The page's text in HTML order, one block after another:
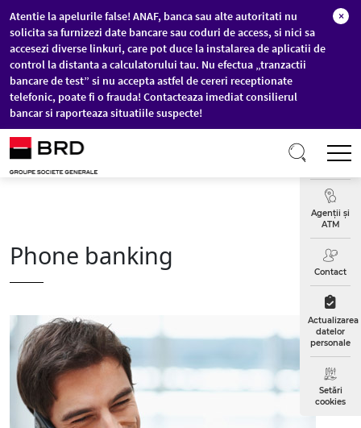
Sari la conținutul principal
Atentie la apelurile false! ANAF, banca sau alte autoritati nu
solicita sa furnizezi date bancare sau coduri de access, si nici sa
accesezi diverse linkuri, care pot duce la instalarea de aplicatii de
control la distanta a calculatorului tau. Nu efectua „tranzactii
bancare de test” si nu accepta astfel de cereri receptionate
telefonic, poate fi o frauda! Contacteaza imediat consilierul
bancar si raporteaza situatiile suspecte!
×
Curs
Agenții și
ATM
Contact
Actualizarea
datelor
personale
Setări
cookies
Phone banking